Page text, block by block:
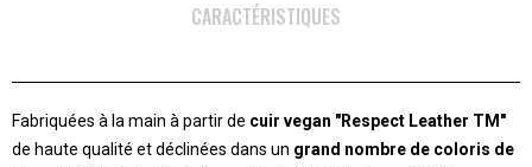
CARACTÉRISTIQUES
Fabriquées à la main à partir de cuir vegan "Respect Leather TM"
de haute qualité et déclinées dans un grand nombre de coloris de